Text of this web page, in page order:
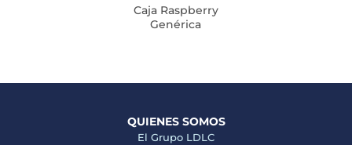
Caja Raspberry
Genérica
QUIENES SOMOS
El Grupo LDLC